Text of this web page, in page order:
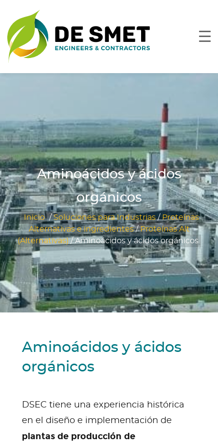
Aminoácidos y ácidos
orgánicos
Inicio /Soluciones para Industrias/ Proteínas
Alternativas e ingredientes/Proteínas Alt
(Alternativas)/Aminoácidos y ácidos orgánicos
Aminoácidos y ácidos
orgánicos
DSEC tiene una experiencia histórica
en el diseño e implementación de
plantas de producción de